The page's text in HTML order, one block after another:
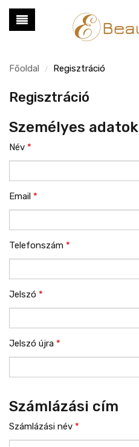
Főoldal / Regisztráció
Regisztráció
Személyes adatok
Név *
Email *
Telefonszám *
Jelszó *
Jelszó újra *
Számlázási cím
Számlázási név *